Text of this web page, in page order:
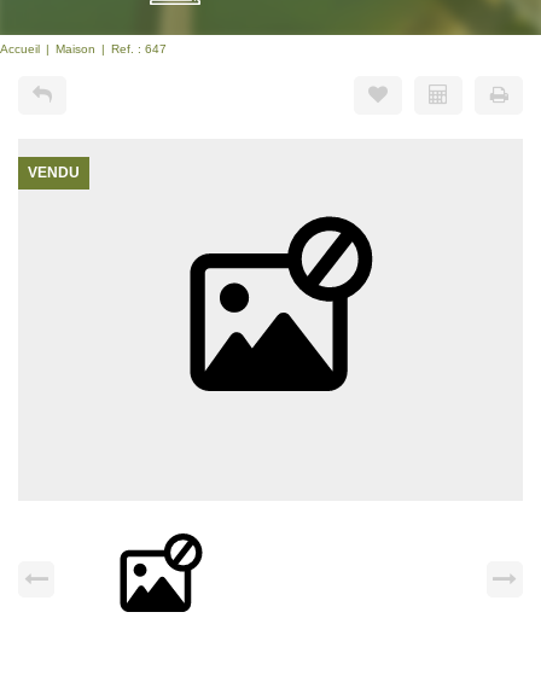
Accueil Maison Ref. : 647
VENDU